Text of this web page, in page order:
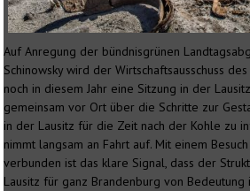
Auf Anregung der bündnisgrünen
Schinowsky wird der Wirtschaftsausschuss
noch in diesem Jahr eine Sitzung in der
gemeinsam vor Ort über die Schritte zur
in der Lausitz für die Zeit nach der Kohle zu
nimmt langsam an Fahrt auf. Mit einem
verbunden ist das klare Signal, dass der
Lausitz für ganz Brandenburg von Bedeutung